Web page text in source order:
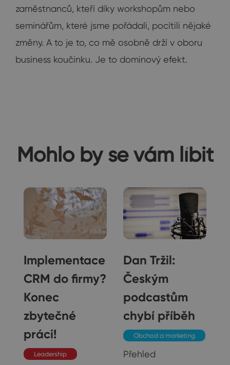
zaměstnanců, kteří díky workshopům nebo
seminářům, které jsme pořádali, pocítili nějaké
změny. A to je to, co mě osobně drží v oboru
business koučinku. Je to dominový efekt.
Mohlo by se vám líbit
Implementace
CRM do firmy?
Konec
zbytečné
práci!
Leadership
Dan Tržil:
Českým
podcastům
chybí příběh
Obchod a marketing
Přehled